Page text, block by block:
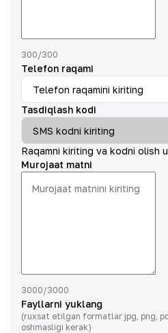
300/300
Telefon raqami
Tasdiqlash kodi
Raqamni kiriting va kodni olish
Murojaat matni
3000/3000
Fayllarni yuklang
(ruxsat etilgan formatlar jpg, png,
oshmasligi kerak)